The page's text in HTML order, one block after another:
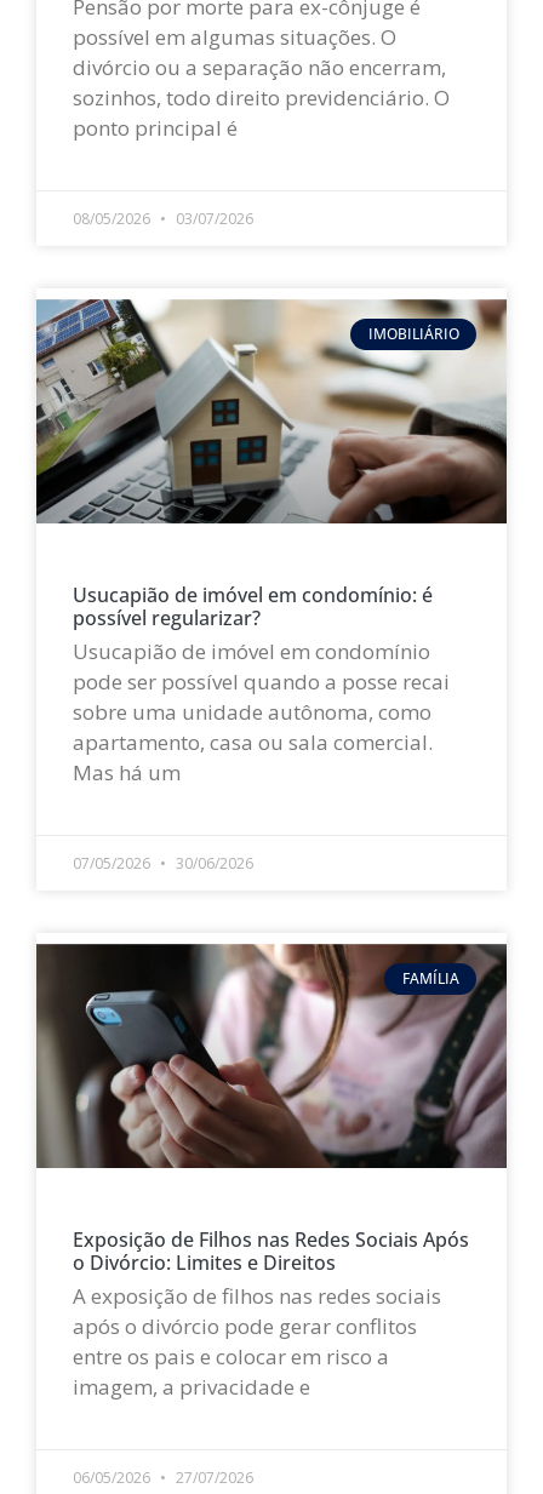
Pensão por morte para ex-cônjuge é
possível em algumas situações. O
divórcio ou a separação não encerram,
sozinhos, todo direito previdenciário. O
ponto principal é
08/05/2026 03/07/2026
IMOBILIÁRIO
Usucapião de imóvel em condomínio: é
possível regularizar?
Usucapião de imóvel em condomínio
pode ser possível quando a posse recai
sobre uma unidade autônoma, como
apartamento, casa ou sala comercial.
Mas há um
07/05/2026 30/06/2026
FAMÍLIA
Exposição de Filhos nas Redes Sociais Após
o Divórcio: Limites e Direitos
A exposição de filhos nas redes sociais
após o divórcio pode gerar conflitos
entre os pais e colocar em risco a
imagem, a privacidade e
06/05/2026 27/07/2026